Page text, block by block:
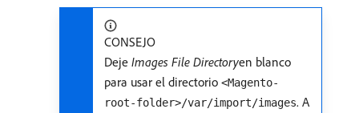
CONSEJO
Deje Images File Directory​en blanco
para usar el directorio <Magento-
root-folder>/var/import/images. A